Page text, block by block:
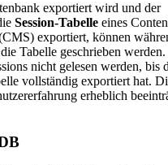
exportiert wird und der
Session-Tabelle eines
exportiert, können
Tabelle geschrieben
nicht gelesen werden, bis
vollständig exportiert hat.
erheblich